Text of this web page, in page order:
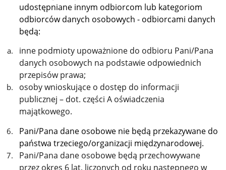
udostępniane innym odbiorcom lub kategoriom
odbiorców danych osobowych - odbiorcami danych
będą:
inne podmioty upoważnione do odbioru Pani/Pana
danych osobowych na podstawie odpowiednich
przepisów prawa;
osoby wnioskujące o dostęp do informacji
publicznej – dot. części A oświadczenia
majątkowego.
Pani/Pana dane osobowe nie będą przekazywane do
państwa trzeciego/organizacji międzynarodowej.
Pani/Pana dane osobowe będą przechowywane
przez okres 6 lat, liczonych od roku następnego w